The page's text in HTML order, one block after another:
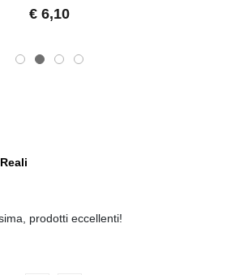
€ 6,10
prodotti eccellenti!